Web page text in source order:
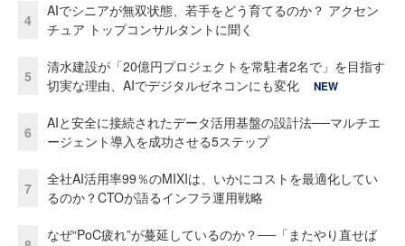
4
AIでシニアが無双状態、若手をどう育てるのか？ アクセン
チュア トップコンサルタントに聞く
5
清水建設が「20億円プロジェクトを常駐者2名で」を目指す
切実な理由、AIでデジタルゼネコンにも変化
NEW
6
AIと安全に接続されたデータ活用基盤の設計法──マルチエ
ージェント導入を成功させる5ステップ
7
全社AI活用率99％のMIXIは、いかにコストを最適化してい
るのか？CTOが語るインフラ運用戦略
なぜ“PoC疲れ”が蔓延しているのか？──「またやり直せば